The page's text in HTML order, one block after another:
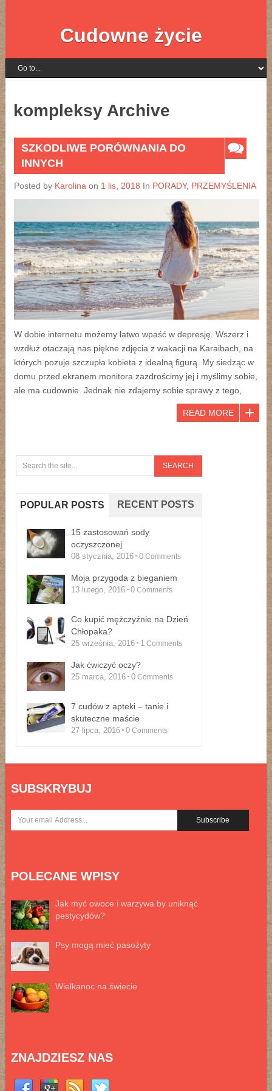
Cudowne życie
kompleksy Archive
SZKODLIWE PORÓWNANIA DO
INNYCH
Posted by Karolina on 1 lis, 2018 In PORADY, PRZEMYŚLENIA
W dobie internetu możemy łatwo wpaść w depresję. Wszerz i
wzdłuż otaczają nas piękne zdjęcia z wakacji na Karaibach, na
których pozuje szczupła kobieta z idealną figurą. My siedząc w
domu przed ekranem monitora zazdrościmy jej i myślimy sobie,
ale ma cudownie. Jednak nie zdajemy sobie sprawy z tego,
READ MORE
POPULAR POSTS RECENT POSTS
15 zastosowań sody
oczyszczonej
08 stycznia, 2016 0 Comments
Moja przygoda z bieganiem
13 lutego, 2016 0 Comments
Co kupić mężczyźnie na Dzień
Chłopaka?
25 września, 2016 1 Comments
Jak ćwiczyć oczy?
25 marca, 2016 0 Comments
7 cudów z apteki – tanie i
skuteczne maście
27 lipca, 2016 0 Comments
SUBSKRYBUJ
POLECANE WPISY
Jak myć owoce i warzywa by uniknąć
pestycydów?
Psy mogą mieć pasożyty
Wielkanoc na świecie
ZNAJDZIESZ NAS